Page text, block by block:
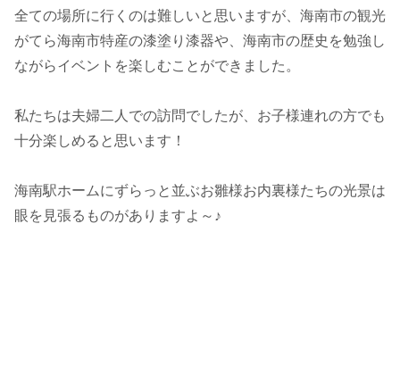
全ての場所に行くのは難しいと思いますが、海南市の観光
がてら海南市特産の漆塗り漆器や、海南市の歴史を勉強し
ながらイベントを楽しむことができました。
私たちは夫婦二人での訪問でしたが、お子様連れの方でも
十分楽しめると思います！
海南駅ホームにずらっと並ぶお雛様お内裏様たちの光景は
眼を見張るものがありますよ～♪